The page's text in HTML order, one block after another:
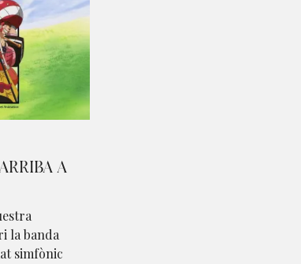
A
la banda
simfònic